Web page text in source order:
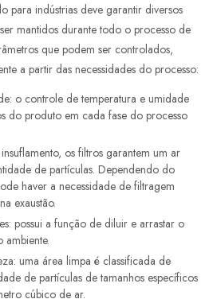
para indústrias deve garantir diversos
mantidos durante todo o processo de
que podem ser controlados,
a partir das necessidades do processo:
do produto em cada fase do processo
de partículas. Dependendo do
haver a necessidade de filtragem
exaustão.
de partículas de tamanhos específicos
cúbico de ar.